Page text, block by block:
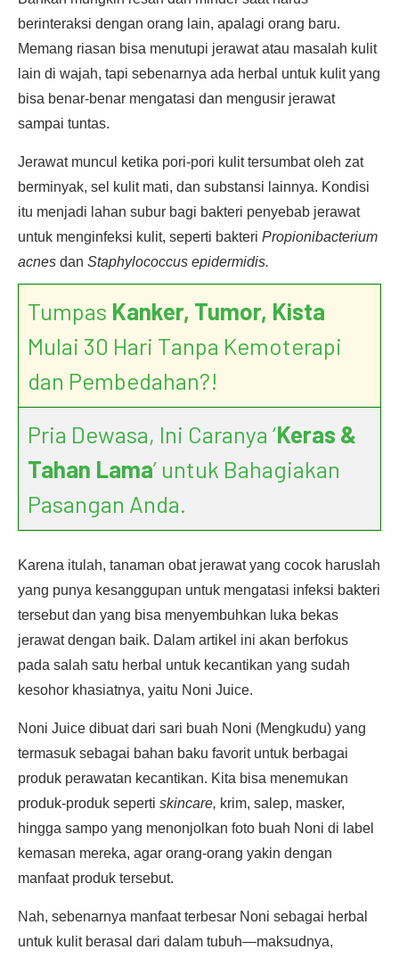
berinteraksi dengan orang lain, apalagi orang baru.
Memang riasan bisa menutupi jerawat atau masalah kulit
lain di wajah, tapi sebenarnya ada herbal untuk kulit yang
bisa benar-benar mengatasi dan mengusir jerawat
sampai tuntas.
Jerawat muncul ketika pori-pori kulit tersumbat oleh zat
berminyak, sel kulit mati, dan substansi lainnya. Kondisi
itu menjadi lahan subur bagi bakteri penyebab jerawat
untuk menginfeksi kulit, seperti bakteri Propionibacterium
acnes dan Staphylococcus epidermidis.
Tumpas Kanker, Tumor, Kista
Mulai 30 Hari Tanpa Kemoterapi
dan Pembedahan?!
Pria Dewasa, Ini Caranya ‘Keras &
Tahan Lama’ untuk Bahagiakan
Pasangan Anda.
Karena itulah, tanaman obat jerawat yang cocok haruslah
yang punya kesanggupan untuk mengatasi infeksi bakteri
tersebut dan yang bisa menyembuhkan luka bekas
jerawat dengan baik. Dalam artikel ini akan berfokus
pada salah satu herbal untuk kecantikan yang sudah
kesohor khasiatnya, yaitu Noni Juice.
Noni Juice dibuat dari sari buah Noni (Mengkudu) yang
termasuk sebagai bahan baku favorit untuk berbagai
produk perawatan kecantikan. Kita bisa menemukan
produk-produk seperti skincare, krim, salep, masker,
hingga sampo yang menonjolkan foto buah Noni di label
kemasan mereka, agar orang-orang yakin dengan
manfaat produk tersebut.
Nah, sebenarnya manfaat terbesar Noni sebagai herbal
untuk kulit berasal dari dalam tubuh—maksudnya,